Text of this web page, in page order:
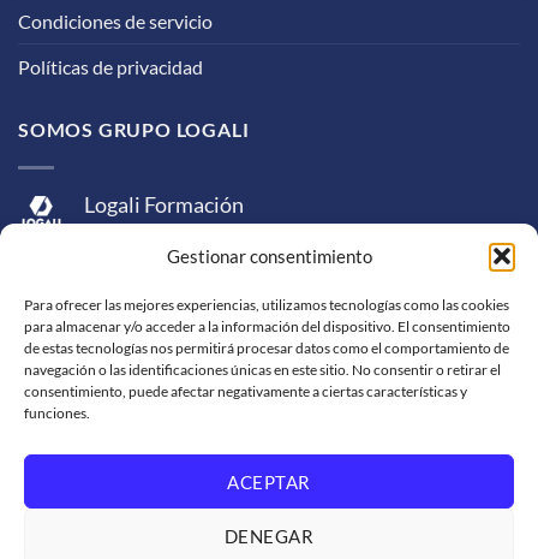
Gestionar consentimiento
Para ofrecer las mejores experiencias, utilizamos tecnologías como las cookies
para almacenar y/o acceder a la información del dispositivo. El consentimiento
de estas tecnologías nos permitirá procesar datos como el comportamiento de
navegación o las identificaciones únicas en este sitio. No consentir o retirar el
consentimiento, puede afectar negativamente a ciertas características y
funciones.
ACEPTAR
DENEGAR
Condiciones de servicio
Políticas de privacidad
SOMOS GRUPO LOGALI
Logali Formación
Logali Consultoría
Logali Ingeniería
Express
Skrill
Western